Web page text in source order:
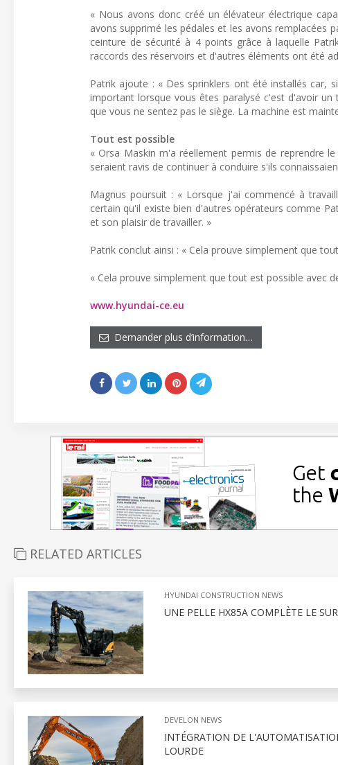
« Nous avons donc créé un élévateur électrique
avons supprimé les pédales et les avons remplacées
ceinture de sécurité à 4 points grâce à laquelle
raccords des réservoirs et d'autres éléments ont été
Patrik ajoute : « Des sprinklers ont été installés car,
important lorsque vous êtes paralysé c'est d'avoir
que vous ne sentez pas le siège. La machine est
Tout est possible
« Orsa Maskin m'a réellement permis de reprendre
seraient ravis de continuer à conduire s'ils
Magnus poursuit : « Lorsque j'ai commencé à
certain qu'il existe bien d'autres opérateurs comme
et son plaisir de travailler. »
Patrik conclut ainsi : « Cela prouve simplement que
« Cela prouve simplement que tout est possible avec
www.hyundai-ce.eu
Demander plus d’information…
RELATED ARTICLES
HYUNDAI CONSTRUCTION NEWS
UNE PELLE HX85A COMPLÈTE LE
DEVELON NEWS
INTÉGRATION DE
LOURDE